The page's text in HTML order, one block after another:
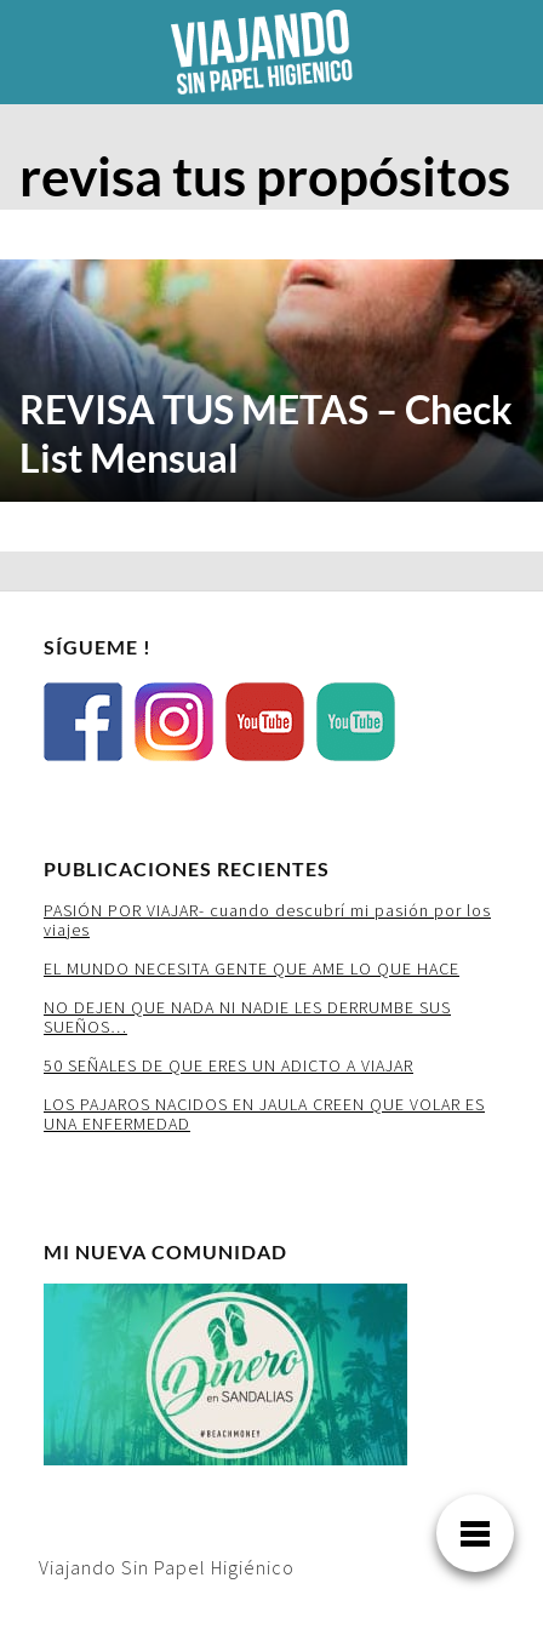
revisa tus propósitos
REVISA TUS METAS – Check
List Mensual
SÍGUEME !
PUBLICACIONES RECIENTES
PASIÓN POR VIAJAR- cuando descubrí mi pasión por los
viajes
EL MUNDO NECESITA GENTE QUE AME LO QUE HACE
NO DEJEN QUE NADA NI NADIE LES DERRUMBE SUS
SUEÑOS…
50 SEÑALES DE QUE ERES UN ADICTO A VIAJAR
LOS PAJAROS NACIDOS EN JAULA CREEN QUE VOLAR ES
UNA ENFERMEDAD
MI NUEVA COMUNIDAD
Viajando Sin Papel Higiénico